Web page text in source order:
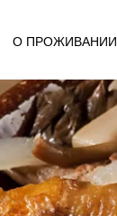
О ПРОЖИВАНИИ